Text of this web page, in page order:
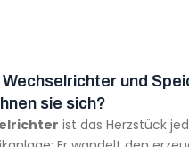
und
sie sich?
ist das Herzstück